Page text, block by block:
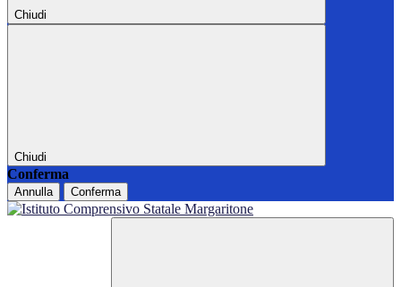
Chiudi
Chiudi
Conferma
Annulla Conferma